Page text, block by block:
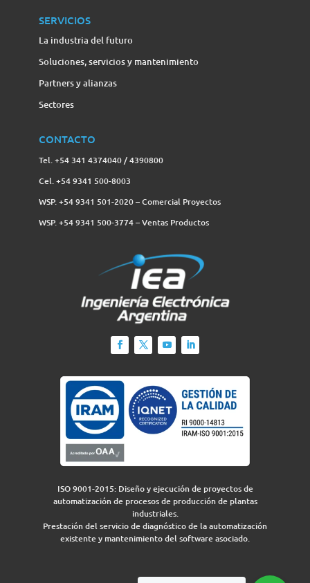
SERVICIOS
La industria del futuro
Soluciones, servicios y mantenimiento
Partners y alianzas
Sectores
CONTACTO
Tel. +54 341 4374040 / 4390800
Cel. +54 9341 500-8003
WSP. +54 9341 501-2020 – Comercial Proyectos
WSP. +54 9341 500-3774‬ – Ventas Productos
ISO 9001-2015: Diseño y ejecución de proyectos de
automatización de procesos de producción de plantas
industriales.
Prestación del servicio de diagnóstico de la automatización
existente y mantenimiento del software asociado.